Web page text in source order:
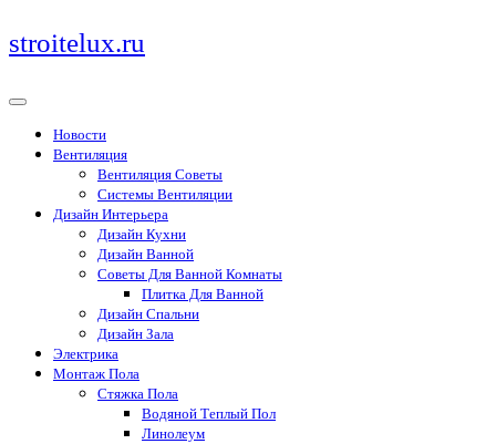
Перейти
к
stroitelux.ru
Новости
Вентиляция
Вентиляция Советы
Системы Вентиляции
Дизайн Интерьера
Дизайн Кухни
Дизайн Ванной
Советы Для Ванной Комнаты
Плитка Для Ванной
Дизайн Спальни
Дизайн Зала
Электрика
Монтаж Пола
Стяжка Пола
Водяной Теплый Пол
Линолеум